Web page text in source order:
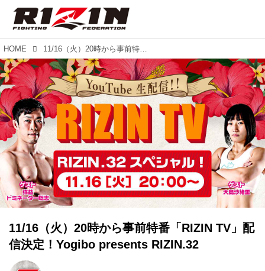
HOME 11/16（火）20時から事前特番「RIZIN TV」配信決定！Yogibo presents RIZIN.32
11/16（火）20時から事前特番「RIZIN TV」配
信決定！Yogibo presents RIZIN.32